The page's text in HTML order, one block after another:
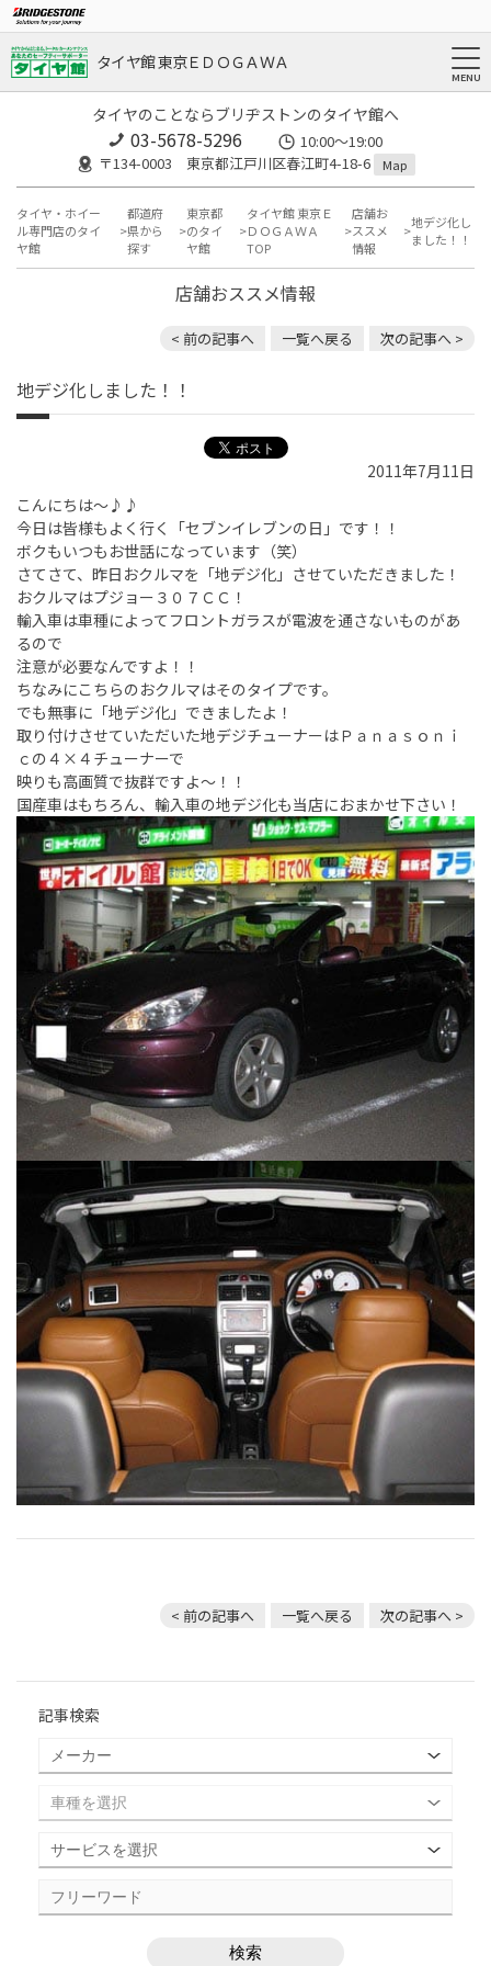
タイヤ館 東京ＥＤＯＧＡＷＡ
タイヤのことならブリヂストンのタイヤ館へ
03-5678-5296
10:00～19:00
〒134-0003 東京都江戸川区春江町4-18-6
Map
タイヤ・ホイー
ル専門店のタイ
ヤ館
都道府
県から
探す
東京都
のタイ
ヤ館
タイヤ館 東京Ｅ
ＤＯＧＡＷＡ
TOP
店舗お
ススメ
情報
地デジ化し
ました！！
店舗おススメ情報
< 前の記事へ 一覧へ戻る 次の記事へ >
地デジ化しました！！
2011年7月11日
こんにちは～♪♪
今日は皆様もよく行く「セブンイレブンの日」です！！
ボクもいつもお世話になっています（笑）
さてさて、昨日おクルマを「地デジ化」させていただきました！
おクルマはプジョー３０７ＣＣ！
輸入車は車種によってフロントガラスが電波を通さないものがあ
るので
注意が必要なんですよ！！
ちなみにこちらのおクルマはそのタイプです。
でも無事に「地デジ化」できましたよ！
取り付けさせていただいた地デジチューナーはＰａｎａｓｏｎｉ
ｃの４×４チューナーで
映りも高画質で抜群ですよ～！！
国産車はもちろん、輸入車の地デジ化も当店におまかせ下さい！
< 前の記事へ 一覧へ戻る 次の記事へ >
記事検索